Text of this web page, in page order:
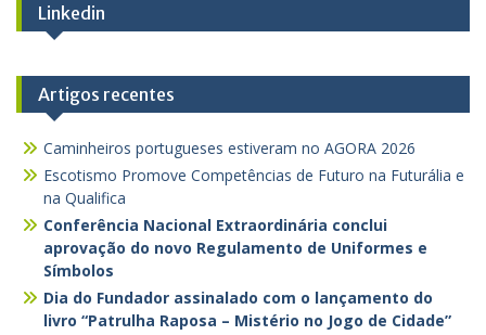
Linkedin
Artigos recentes
Caminheiros portugueses estiveram no AGORA 2026
Escotismo Promove Competências de Futuro na Futurália e
na Qualifica
Conferência Nacional Extraordinária conclui
aprovação do novo Regulamento de Uniformes e
Símbolos
Dia do Fundador assinalado com o lançamento do
livro “Patrulha Raposa – Mistério no Jogo de Cidade”